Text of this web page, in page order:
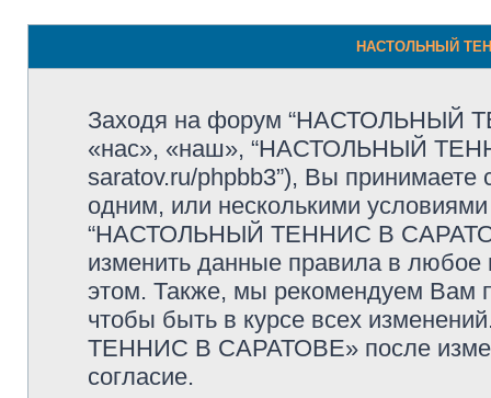
НАСТОЛЬНЫЙ
Заходя на форум “НАСТОЛЬНЫЙ
«нас», «наш», “НАСТОЛЬНЫЙ
saratov.ru/phpbb3”), Вы
одним, или несколькими
“НАСТОЛЬНЫЙ ТЕННИС В
изменить данные правила в
этом. Также, мы рекомендуем Вам
чтобы быть в курсе всех
ТЕННИС В САРАТОВЕ» после
согласие.